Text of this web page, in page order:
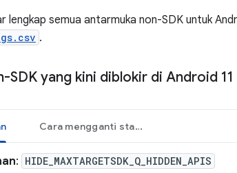
lengkap semua antarmuka non-SDK untuk
.
SDK yang kini diblokir di Android 11
Cara mengganti status perubahan
: HIDE_MAXTARGETSDK_Q_HIDDEN_APIS